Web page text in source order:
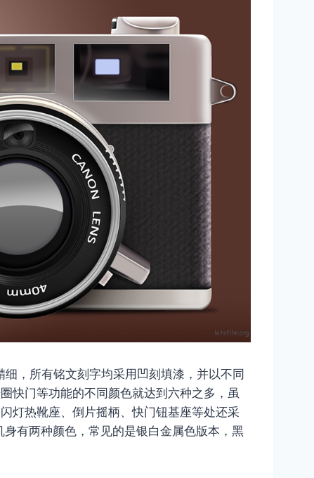
，所有铭文刻字均采用凹刻填漆，并以不同
快门等功能的不同颜色就达到六种之多，虽
灯热靴座、倒片摇柄、快门钮基座等处还采
有两种颜色，常见的是银白金属色版本，黑